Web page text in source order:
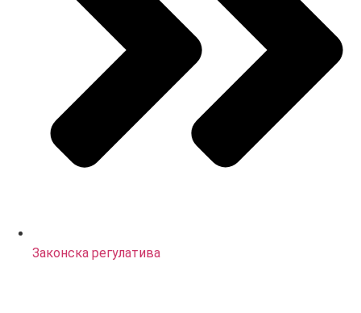
Законска регулатива